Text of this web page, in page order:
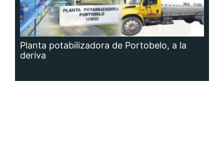
Planta potabilizadora de Portobelo, a la
deriva